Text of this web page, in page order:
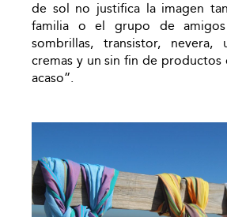
de sol no justifica la imagen
familia o el grupo de
sombrillas, transistor,
cremas y un sin fin de productos
acaso”.